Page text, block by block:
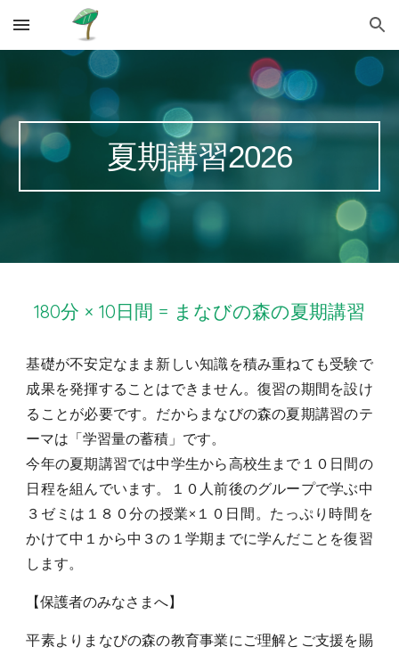
Skip to main content Skip to navigation
夏期講習2026
180分 × 10日間 = まなびの森の夏期講習
基礎が不安定なまま新しい知識を積み重ねても受験で
成果を発揮することはできません。復習の期間を設け
ることが必要です。だからまなびの森の夏期講習のテ
ーマは「学習量の蓄積」です。
今年の夏期講習では中学生から高校生まで１０日間の
日程を組んでいます。１０人前後のグループで学ぶ中
３ゼミは１８０分の授業×１０日間。たっぷり時間を
かけて中１から中３の１学期までに学んだことを復習
します。
【保護者のみなさまへ】
平素よりまなびの森の教育事業にご理解とご支援を賜